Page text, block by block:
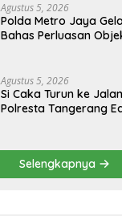
Agustus 5, 2026
Polda Metro Jaya
Bahas Perluasan
Agustus 5, 2026
Si Caka Turun ke
Polresta Tangerang
Selengkapnya